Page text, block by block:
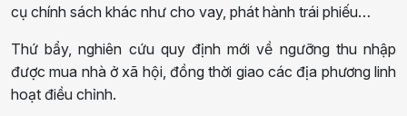
cụ chính sách khác như cho vay, phát hành trái phiếu…
Thứ bẩy, nghiên cứu quy định mới về ngưỡng thu nhập
được mua nhà ở xã hội, đồng thời giao các địa phương linh
hoạt điều chỉnh.